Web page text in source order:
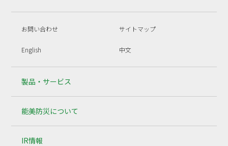
お問い合わせ サイトマップ
English 中文
製品・サービス
能美防災について
IR情報